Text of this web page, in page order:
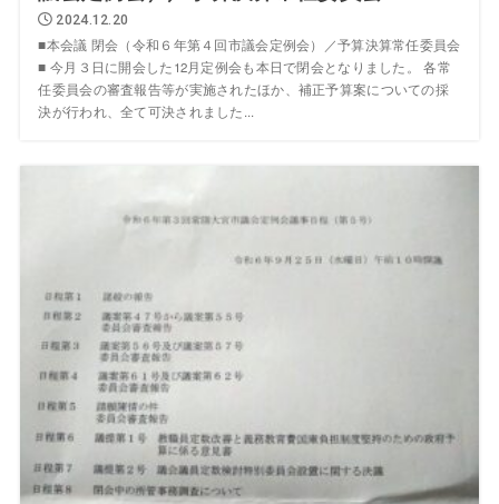
2024.12.20
■本会議 閉会（令和６年第４回市議会定例会）／予算決算常任委員会
■ 今月３日に開会した12月定例会も本日で閉会となりました。 各常
任委員会の審査報告等が実施されたほか、補正予算案についての採
決が行われ、全て可決されました...